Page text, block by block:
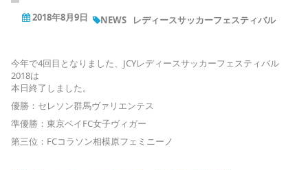
2018年8月9日 NEWS レディースサッカーフェスティバル
今年で4回目となりました、JCYレディースサッカーフェスティバル
2018は
本日終了しました。
優勝：セレソン群馬ヴァリエンテス
準優勝：東京ベイFC女子ヴィガー
第三位：FCコラソン相模原フェミニーノ